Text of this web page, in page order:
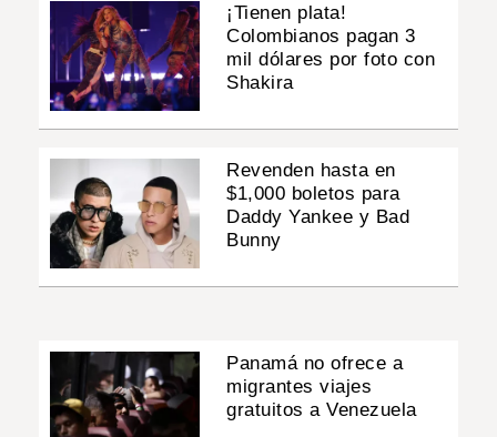
¡Tienen plata!
Colombianos pagan 3
mil dólares por foto con
Shakira
Revenden hasta en
$1,000 boletos para
Daddy Yankee y Bad
Bunny
Panamá no ofrece a
migrantes viajes
gratuitos a Venezuela